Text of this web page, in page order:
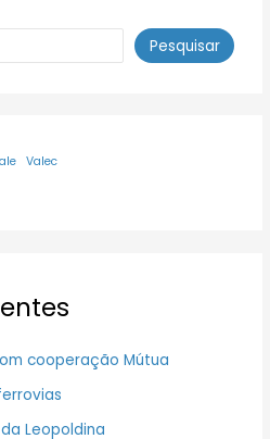
Pesquisar
Valec
cooperação Mútua
Leopoldina